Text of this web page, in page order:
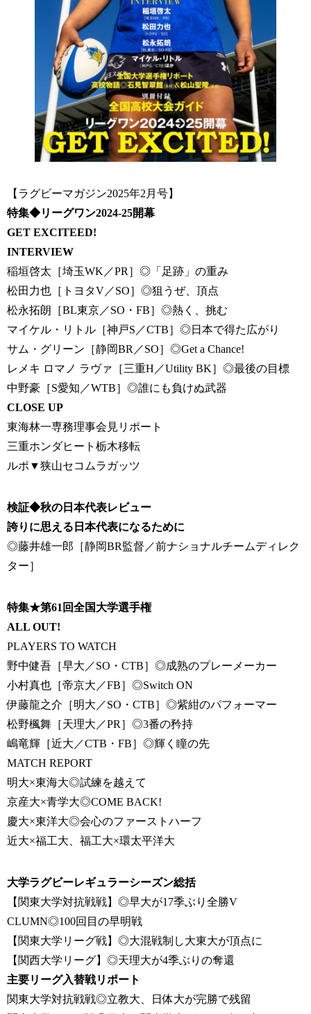
【ラグビーマガジン2025年2月号】
特集◆リーグワン2024-25開幕
GET EXCITEED!
INTERVIEW
稲垣啓太［埼玉WK／PR］◎「足跡」の重み
松田力也［トヨタV／SO］◎狙うぜ、頂点
松永拓朗［BL東京／SO・FB］◎熱く、挑む
マイケル・リトル［神戸S／CTB］◎日本で得た広がり
サム・グリーン［静岡BR／SO］◎Get a Chance!
レメキ ロマノ ラヴァ［三重H／Utility BK］◎最後の目標
中野豪［S愛知／WTB］◎誰にも負けぬ武器
CLOSE UP
東海林一専務理事会見リポート
三重ホンダヒート栃木移転
ルポ▼狭山セコムラガッツ
検証◆秋の日本代表レビュー
誇りに思える日本代表になるために
◎藤井雄一郎［静岡BR監督／前ナショナルチームディレク
ター］
特集★第61回全国大学選手権
ALL OUT!
PLAYERS TO WATCH
野中健吾［早大／SO・CTB］◎成熟のプレーメーカー
小村真也［帝京大／FB］◎Switch ON
伊藤龍之介［明大／SO・CTB］◎紫紺のパフォーマー
松野楓舞［天理大／PR］◎3番の矜持
嶋竜輝［近大／CTB・FB］◎輝く瞳の先
MATCH REPORT
明大×東海大◎試練を越えて
京産大×青学大◎COME BACK!
慶大×東洋大◎会心のファーストハーフ
近大×福工大、福工大×環太平洋大
大学ラグビーレギュラーシーズン総括
【関東大学対抗戦戦】◎早大が17季ぶり全勝V
CLUMN◎100回目の早明戦
【関東大学リーグ戦】◎大混戦制し大東大が頂点に
【関西大学リーグ】◎天理大が4季ぶりの奪還
主要リーグ入替戦リポート
関東大学対抗戦戦◎立教大、日体大が完勝で残留